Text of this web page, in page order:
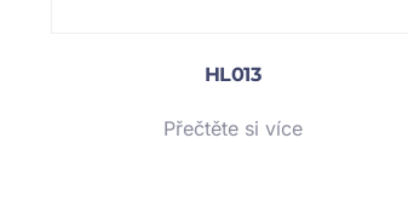
HL013
Přečtěte si více